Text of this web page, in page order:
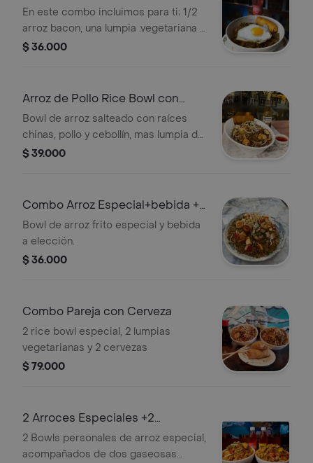
En este combo incluimos para ti; 1/2
arroz bacon, una lumpia .vegetariana y
una bebida.
$ 36.000
Arroz de Pollo Rice Bowl con
Cerveza
Bowl de arroz salteado con raíces
chinas, pollo y cebollín, mas lumpia de
vegetales mas cerveza a elecion
$ 39.000
Combo Arroz Especial+bebida +
Lumpia
Bowl de arroz frito especial y bebida
a elección.
$ 36.000
Combo Pareja con Cerveza
2 rice bowl especial, 2 lumpias
vegetarianas y 2 cervezas
$ 79.000
2 Arroces Especiales +2
Postobon
2 Bowls personales de arroz especial,
acompañados de dos gaseosas